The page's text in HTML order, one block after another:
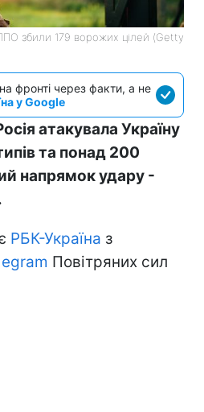
збили 179 ворожих цілей (Getty
фронті через факти, а не
у Google
атакувала Україну
та понад 200
напрямок удару -
РБК-Україна з
Повітряних сил